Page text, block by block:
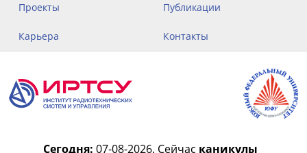
Проекты Публикации
Карьера Контакты
Сегодня: 07-08-2026. Сейчас каникулы